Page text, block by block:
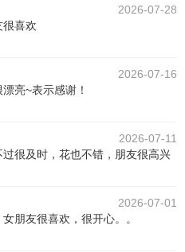
2026-07-28
喜欢
2026-07-16
亮~表示感谢！
2026-07-11
很及时，花也不错，朋友很高兴
2026-07-01
朋友很喜欢，很开心。。